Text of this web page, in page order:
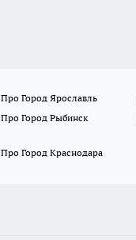
Про Город Ярославль
Про Город Рыбинск
Про Город Краснодара